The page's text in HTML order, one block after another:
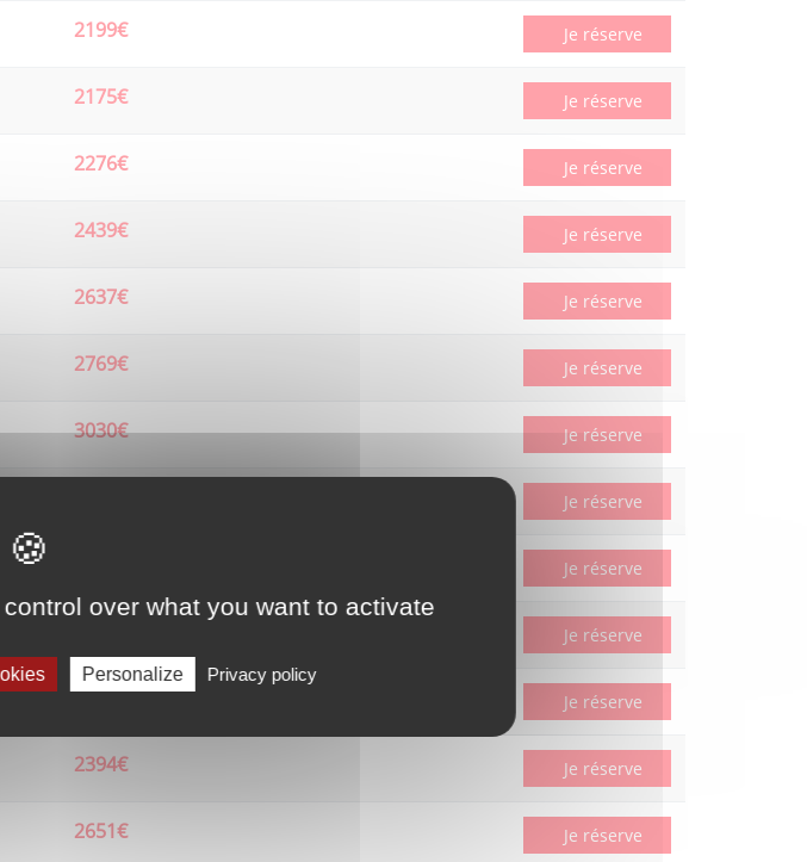
2199€ Je réserve
2175€ Je réserve
2276€ Je réserve
2439€ Je réserve
2637€ Je réserve
2769€ Je réserve
3030€ Je réserve
Je réserve
Je réserve
Je réserve
2370€ Je réserve
2394€ Je réserve
2651€ Je réserve
over what you want to activate
Personalize Privacy policy